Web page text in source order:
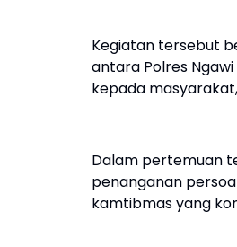
Kegiatan tersebut
antara Polres
kepada
Dalam pertemuan
penanganan
kamtibmas yang